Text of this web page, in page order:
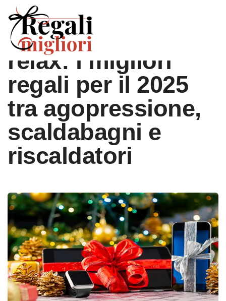
Innovazione e
relax: i migliori
regali per il 2025
tra agopressione,
scaldabagni e
riscaldatori